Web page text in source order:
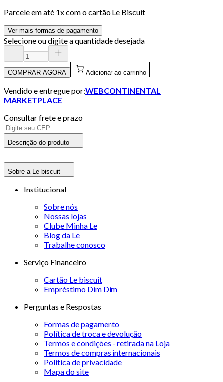
Parcele em até 1x com o cartão Le Biscuit
Ver mais formas de pagamento
Selecione ou digite a quantidade desejada
COMPRAR AGORA Adicionar ao carrinho
Vendido e entregue por:WEBCONTINENTAL
MARKETPLACE
Consultar frete e prazo
Descrição do produto
Sobre a Le biscuit
Institucional
Sobre nós
Nossas lojas
Clube Minha Le
Blog da Le
Trabalhe conosco
Serviço Financeiro
Cartão Le biscuit
Empréstimo Dim Dim
Perguntas e Respostas
Formas de pagamento
Política de troca e devolução
Termos e condições - retirada na Loja
Termos de compras internacionais
Politica de privacidade
Mapa do site